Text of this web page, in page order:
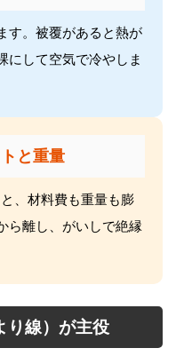
す。被覆があると熱が
にして空気で冷やしま
と重量
、材料費も重量も膨
ら離し、がいしで絶縁
り線）が主役